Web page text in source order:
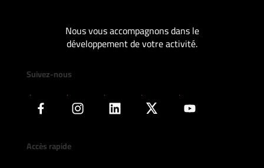
Nous vous accompagnons dans le
développement de votre activité.
Suivez-nous
Accès rapide